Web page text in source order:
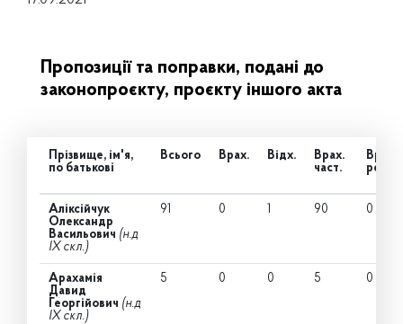
Пропозиції та поправки, подані до
законопроєкту, проєкту іншого акта
Прізвище, ім'я,
по батькові
Всього Врах. Відх.
Врах.
част.
Врах.
ред.
Аліксійчук
Олександр
Васильович (н.д
IX скл.)
91 0 1 90 0
Арахамія
Давид
Георгійович (н.д
IX скл.)
5 0 0 5 0